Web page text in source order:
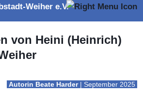
von Heini (Heinrich)
Autorin Beate Harder| September 2025